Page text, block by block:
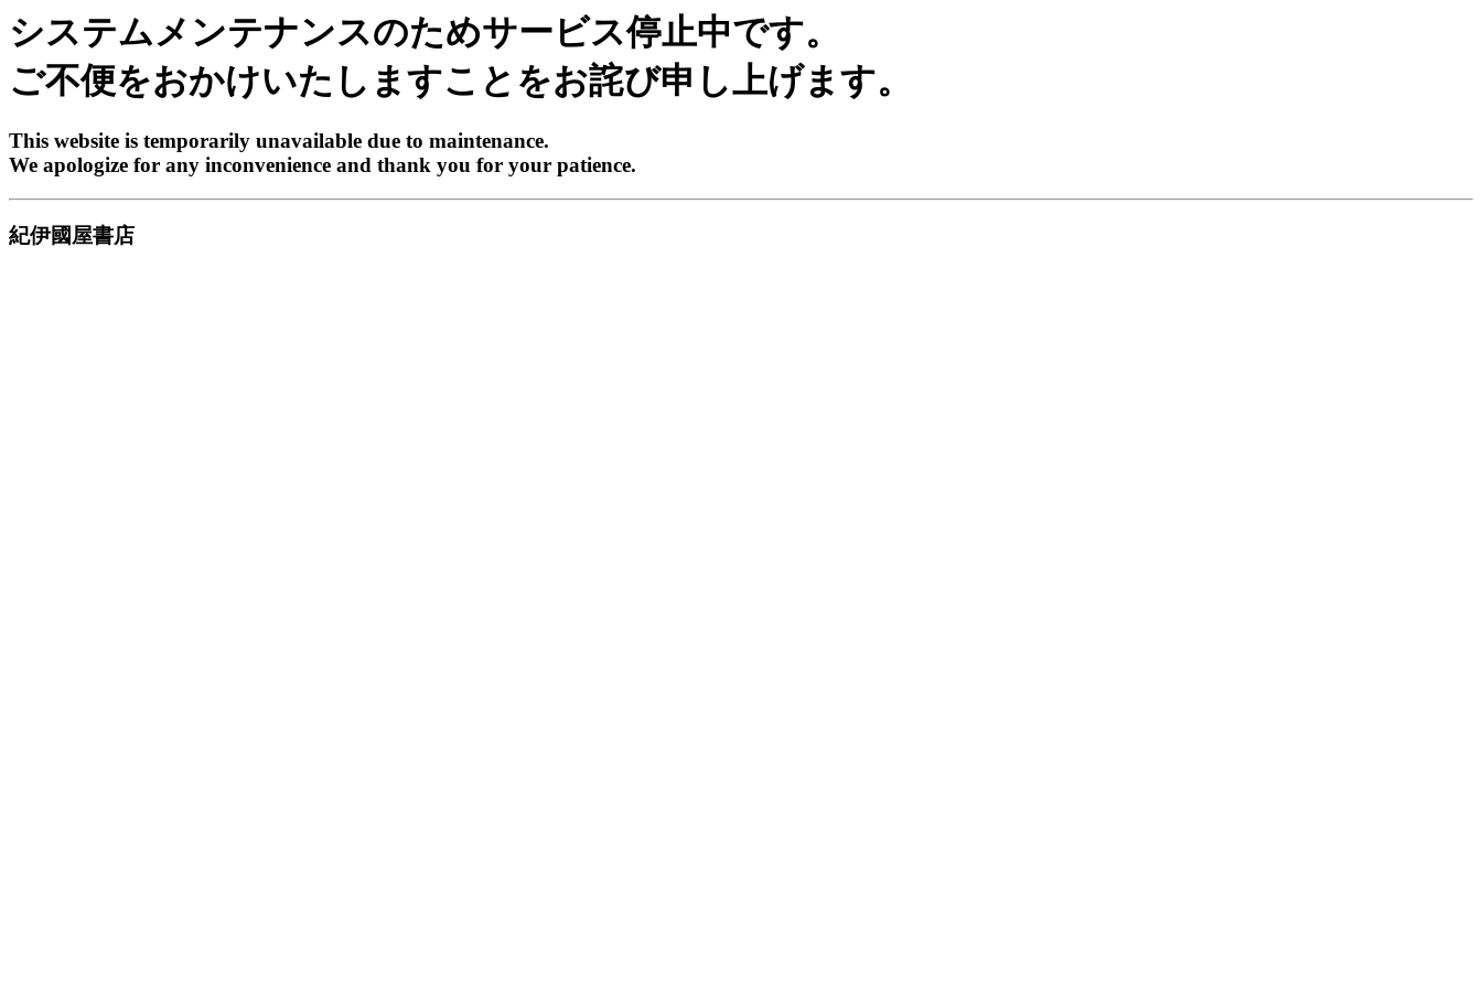
システムメンテナンスのためサービス停止中です。
ご不便をおかけいたしますことをお詫び申し上げます。
This website is temporarily unavailable due to maintenance.
We apologize for any inconvenience and thank you for your patience.
紀伊國屋書店